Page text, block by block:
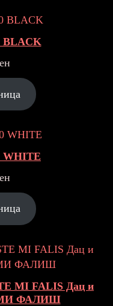
BLACK
WHITE
MI FALIS Дац и
МИ ФАЛИШ